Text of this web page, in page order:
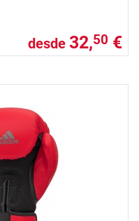
desde 32,50 €